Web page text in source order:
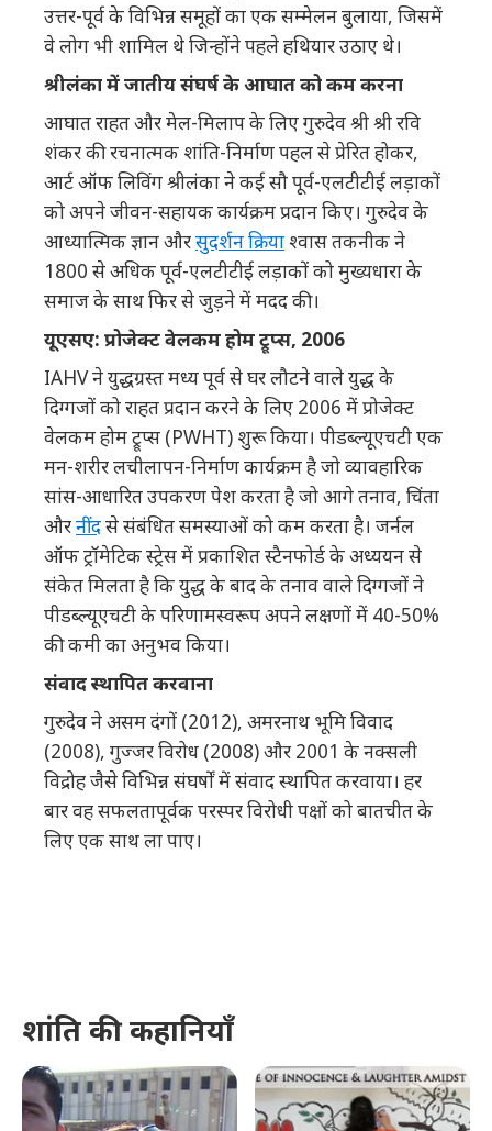
उत्तर-पूर्व के विभिन्न समूहों का एक सम्मेलन बुलाया, जिसमें
वे लोग भी शामिल थे जिन्होंने पहले हथियार उठाए थे।
श्रीलंका में जातीय संघर्ष के आघात को कम करना
आघात राहत और मेल-मिलाप के लिए गुरुदेव श्री श्री रवि
शंकर की रचनात्मक शांति-निर्माण पहल से प्रेरित होकर,
आर्ट ऑफ लिविंग श्रीलंका ने कई सौ पूर्व-एलटीटीई लड़ाकों
को अपने जीवन-सहायक कार्यक्रम प्रदान किए। गुरुदेव के
आध्यात्मिक ज्ञान औरसुदर्शन क्रियाश्वास तकनीक ने
1800 से अधिक पूर्व-एलटीटीई लड़ाकों को मुख्यधारा के
समाज के साथ फिर से जुड़ने में मदद की।
यूएसए: प्रोजेक्ट वेलकम होम ट्रूप्स, 2006
IAHV ने युद्धग्रस्त मध्य पूर्व से घर लौटने वाले युद्ध के
दिग्गजों को राहत प्रदान करने के लिए 2006 में प्रोजेक्ट
वेलकम होम ट्रूप्स (PWHT) शुरू किया। पीडब्ल्यूएचटी एक
मन-शरीर लचीलापन-निर्माण कार्यक्रम है जो व्यावहारिक
सांस-आधारित उपकरण पेश करता है जो आगे तनाव, चिंता
औरनींदसे संबंधित समस्याओं को कम करता है। जर्नल
ऑफ ट्रॉमेटिक स्ट्रेस में प्रकाशित स्टैनफोर्ड के अध्ययन से
संकेत मिलता है कि युद्ध के बाद के तनाव वाले दिग्गजों ने
पीडब्ल्यूएचटी के परिणामस्वरूप अपने लक्षणों में 40-50%
की कमी का अनुभव किया।
संवाद स्थापित करवाना
गुरुदेव ने असम दंगों (2012), अमरनाथ भूमि विवाद
(2008), गुज्जर विरोध (2008) और 2001 के नक्सली
विद्रोह जैसे विभिन्न संघर्षों में संवाद स्थापित करवाया। हर
बार वह सफलतापूर्वक परस्पर विरोधी पक्षों को बातचीत के
लिए एक साथ ला पाए।
शांति की कहानियाँ